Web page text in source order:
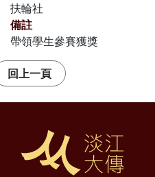
扶輪社
備註
帶領學生參賽獲獎